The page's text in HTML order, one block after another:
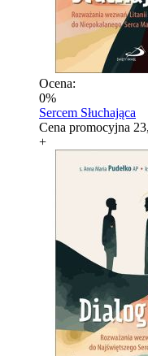
Ocena:
0%
Sercem Słuchająca
Cena promocyjna
+